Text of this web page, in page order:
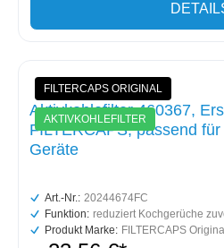
FILTERCAPS ORIGINAL
AKTIVKOHLEFILTER
Aktivkohlefilter 460367,
FILTERCAPS, passend
Geräte
Art.-Nr.: 20244674FC
Funktion: reduziert Kochgerüche
Produkt Marke: FILTERCAPS Original